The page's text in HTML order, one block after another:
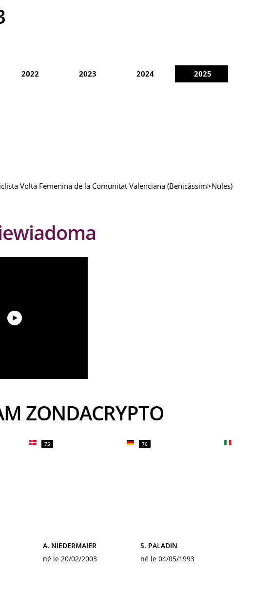
2022 2023 2024 2025
Volta Femenina de la Comunitat Valenciana (Benicàssim>Nules)
ZONDACRYPTO
75
A. NIEDERMAIER
né le 20/02/2003
76
S. PALADIN
né le 04/05/1993